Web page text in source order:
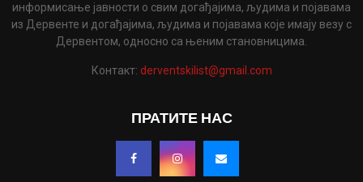
информисање јавности о свим догађајима, људима и појавама
из Дервенте и догађајима, људима и појавама које имају везу с
Дервентом, односно са њеним становницима.
Контакт: derventskilist@gmail.com
ПРАТИТЕ НАС